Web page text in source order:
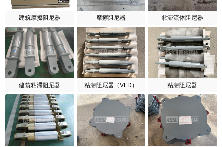
建筑摩擦阻尼器 摩擦阻尼器 粘滞流体阻尼器
建筑粘滞阻尼器 粘滞阻尼器（VFD） 粘滞阻尼器